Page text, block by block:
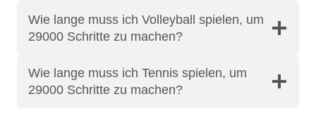
Wie lange muss ich Volleyball spielen, um
29000 Schritte zu machen?
Wie lange muss ich Tennis spielen, um
29000 Schritte zu machen?